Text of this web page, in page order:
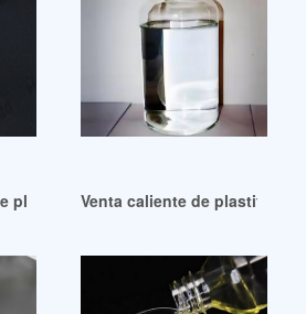
plastificantes de pvc a bajo precio en
Venta caliente de